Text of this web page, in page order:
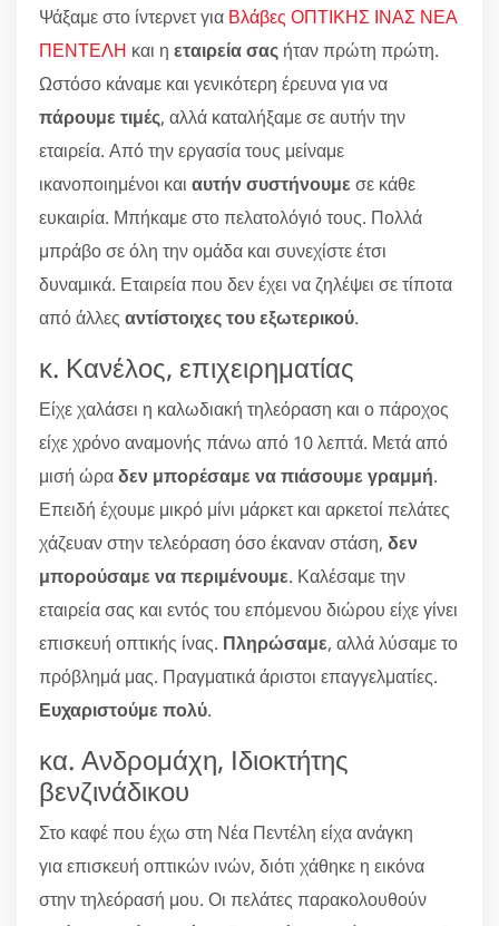
Ψάξαμε στο ίντερνετ για Βλάβες ΟΠΤΙΚΗΣ ΙΝΑΣ ΝΕΑ
ΠΕΝΤΕΛΗ και η εταιρεία σας ήταν πρώτη πρώτη.
Ωστόσο κάναμε και γενικότερη έρευνα για να
πάρουμε τιμές, αλλά καταλήξαμε σε αυτήν την
εταιρεία. Από την εργασία τους μείναμε
ικανοποιημένοι και αυτήν συστήνουμε σε κάθε
ευκαιρία. Μπήκαμε στο πελατολόγιό τους. Πολλά
μπράβο σε όλη την ομάδα και συνεχίστε έτσι
δυναμικά. Εταιρεία που δεν έχει να ζηλέψει σε τίποτα
από άλλες αντίστοιχες του εξωτερικού.
κ. Κανέλος, επιχειρηματίας
Είχε χαλάσει η καλωδιακή τηλεόραση και ο πάροχος
είχε χρόνο αναμονής πάνω από 10 λεπτά. Μετά από
μισή ώραδεν μπορέσαμε να πιάσουμε γραμμή.
Επειδή έχουμε μικρό μίνι μάρκετ και αρκετοί πελάτες
χάζευαν στην τελεόραση όσο έκαναν στάση, δεν
μπορούσαμε να περιμένουμε. Καλέσαμε την
εταιρεία σας και εντός του επόμενου διώρου είχε γίνει
επισκευή οπτικής ίνας. Πληρώσαμε, αλλά λύσαμε το
πρόβλημά μας. Πραγματικά άριστοι επαγγελματίες.
Ευχαριστούμε πολύ.
κα. Ανδρομάχη, Ιδιοκτήτης
βενζινάδικου
Στο καφέ που έχω στη Νέα Πεντέλη είχα ανάγκη
για επισκευή οπτικών ινών, διότι χάθηκε η εικόνα
στην τηλεόρασή μου. Οι πελάτες παρακολουθούν